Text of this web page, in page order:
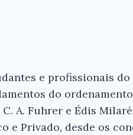
e profissionais
do ordenamento
A. Fuhrer e Édis
e Privado, desde os